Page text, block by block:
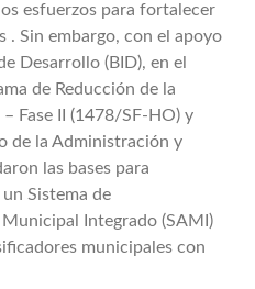
esfuerzos para fortalecer
. Sin embargo, con el apoyo
Desarrollo (BID), en el
de Reducción de la
Fase II (1478/SF-HO) y
de la Administración y
las bases para
Sistema de
Integrado (SAMI)
municipales con